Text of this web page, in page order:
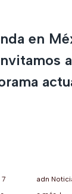
en
7
adn